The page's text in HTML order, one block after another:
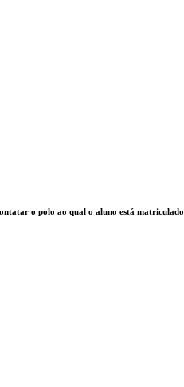
o polo ao qual o aluno está matriculado